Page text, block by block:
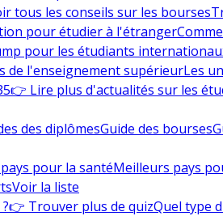
tous les conseils sur les bourses
pour étudier à l'étranger
pour les étudiants
de l'enseignement supérieurLes
👉 Lire plus d'actualités sur les
des diplômesGuide des bourses
pour la santéMeilleurs pays
Voir la liste
👉 Trouver plus de quizQuel type